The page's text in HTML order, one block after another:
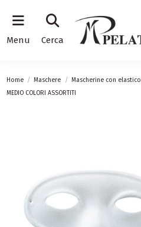
Menu Cerca
Home Maschere Mascherine con elastico
MEDIO COLORI ASSORTITI